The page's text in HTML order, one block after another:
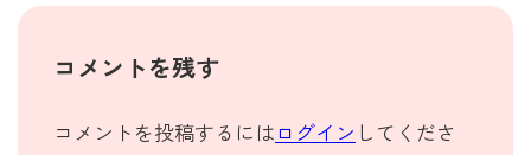
コメントを残す
コメントを投稿するには ログイン してくださ